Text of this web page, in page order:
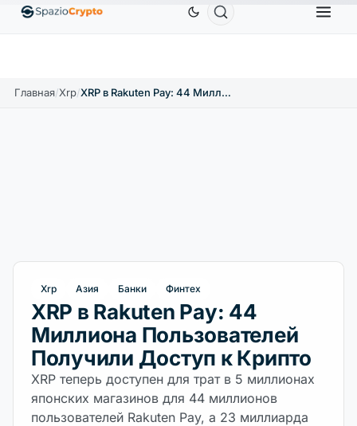
EthereumETH1 880,58 $ Tether USDT BNB
Главная/Xrp/ XRP в Rakuten Pay: 44 Миллиона Пользователей Получили Доступ к Крипто
Xrp Азия Банки Финтех
XRP в Rakuten Pay: 44
Миллиона Пользователей
Получили Доступ к Крипто
XRP теперь доступен для трат в 5 миллионах
японских магазинов для 44 миллионов
пользователей Rakuten Pay, а 23 миллиарда